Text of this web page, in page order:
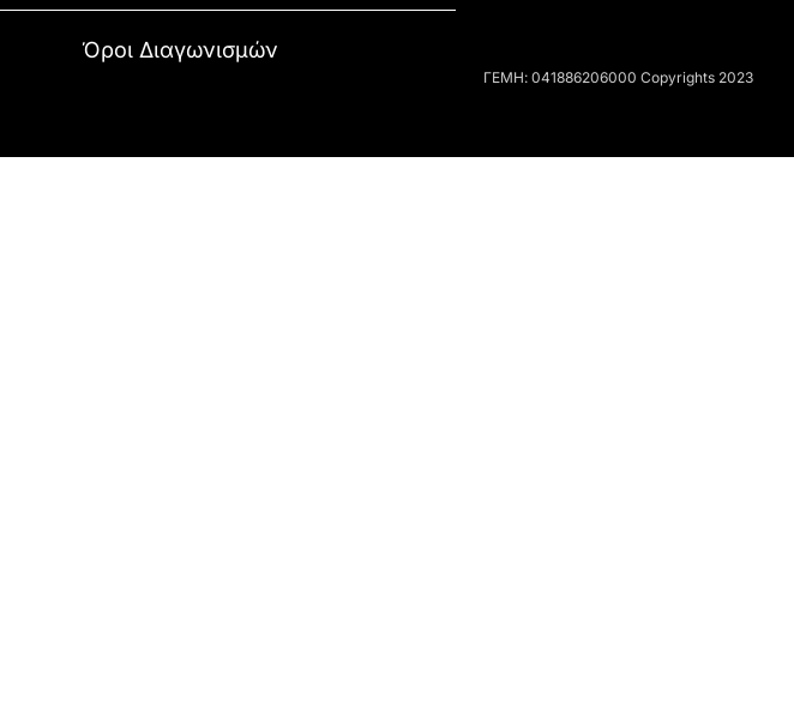
Όροι Διαγωνισμών
ΓΕΜΗ: 041886206000 Copyrights 2023